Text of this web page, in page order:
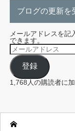
ブログの更新を
メールアドレスを
できます。
メ
ー
ル
ア
ド
レ
ス
登録
1,768人の購読者に